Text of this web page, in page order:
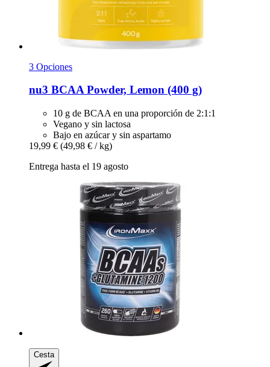
3 Opciones
nu3 BCAA Powder, Lemon (400 g)
10 g de BCAA en una proporción de 2:1:1
Vegano y sin lactosa
Bajo en azúcar y sin aspartamo
19,99 € (49,98 € / kg)
Entrega hasta el 19 agosto
Cesta